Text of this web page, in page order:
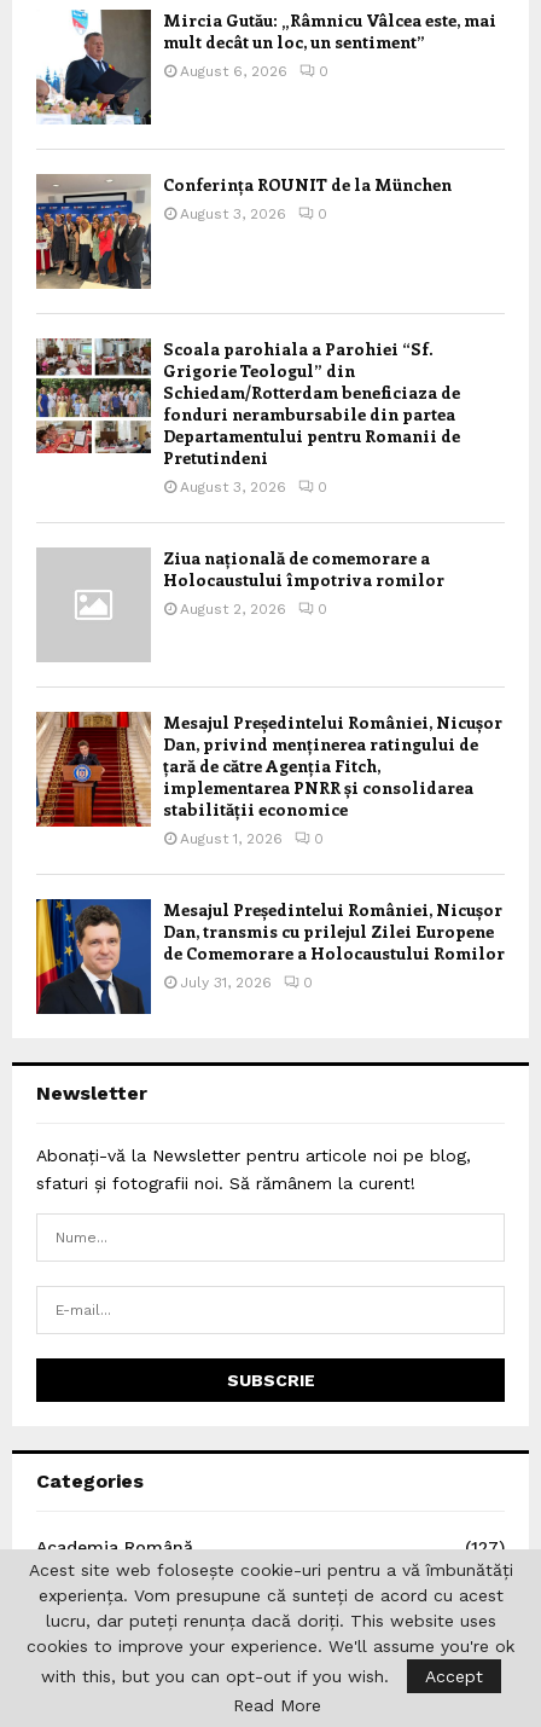
Mircia Gutău: „Râmnicu Vâlcea este, mai
mult decât un loc, un sentiment”
August 6, 2026 0
Conferința ROUNIT de la München
August 3, 2026 0
Scoala parohiala a Parohiei “Sf.
Grigorie Teologul” din
Schiedam/Rotterdam beneficiaza de
fonduri nerambursabile din partea
Departamentului pentru Romanii de
Pretutindeni
August 3, 2026 0
Ziua națională de comemorare a
Holocaustului împotriva romilor
August 2, 2026 0
Mesajul Președintelui României, Nicușor
Dan, privind menținerea ratingului de
țară de către Agenția Fitch,
implementarea PNRR și consolidarea
stabilității economice
August 1, 2026 0
Mesajul Președintelui României, Nicușor
Dan, transmis cu prilejul Zilei Europene
de Comemorare a Holocaustului Romilor
July 31, 2026 0
Newsletter
Abonați-vă la Newsletter pentru articole noi pe blog,
sfaturi și fotografii noi. Să rămânem la curent!
Categories
Academia Română
(127)
Afaceri
(1)
AGERPRESS
(2)
Analize
(4)
Arte
(72)
Acest site web folosește cookie-uri pentru a vă îmbunătăți
experiența. Vom presupune că sunteți de acord cu acest
lucru, dar puteți renunța dacă doriți. This website uses
cookies to improve your experience. We'll assume you're ok
with this, but you can opt-out if you wish.
Accept
Read More